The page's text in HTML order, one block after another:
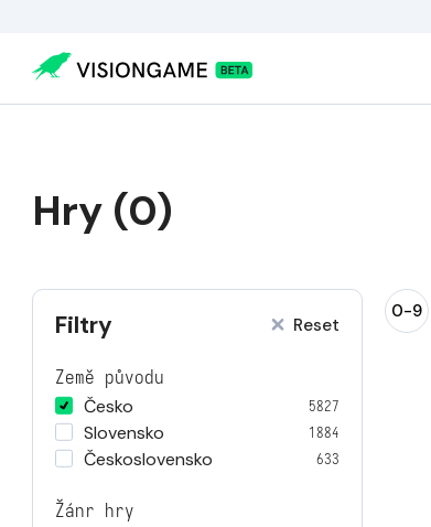
Hry (0)
Filtry Reset
Země původu
Česko
5827
Slovensko 1884
Československo 633
Žánr hry
0-9